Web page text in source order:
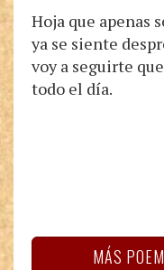
Hoja que apenas
ya se siente
voy a seguirte
todo el día.
MÁS